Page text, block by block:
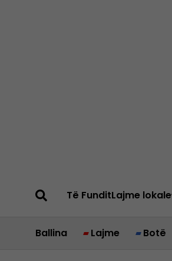
Të FunditLajme lokale
Ballina Lajme Botë